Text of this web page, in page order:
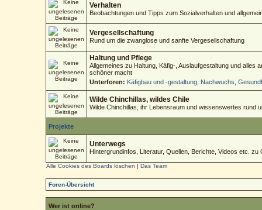
Verhalten
Beobachtungen und Tipps zum Sozialverhalten und
Vergesellschaftung
Rund um die zwanglose und sanfte Vergesellschaftung
Haltung und Pflege
Allgemeines zu Haltung, Käfig-, Auslaufgestaltung und alles
schöner macht
Unterforen: Käfigbau und -gestaltung Nachwuchs ,
Wilde Chinchillas, wildes Chile
Wilde Chinchillas, ihr Lebensraum und wissenswertes rund
Projekte
Unterwegs
Hintergrundinfos, Literatur, Quellen, Berichte, Videos etc. zu
Alle Cookies des Boards löschen |Das Team
Foren-Übersicht
Wer ist online?